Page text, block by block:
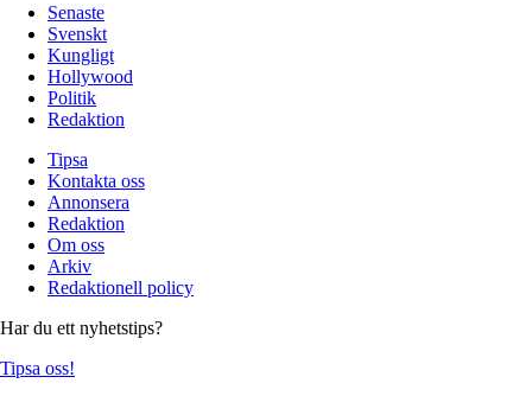
Senaste
Svenskt
Kungligt
Hollywood
Politik
Redaktion
Tipsa
Kontakta oss
Annonsera
Redaktion
Om oss
Arkiv
Redaktionell policy
Har du ett nyhetstips?
Tipsa oss!